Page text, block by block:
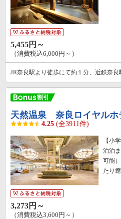
5,455円～
（消費税込6,000円～）
JR奈良駅より徒歩にて約１分、近鉄奈
天然温泉 奈良ロイヤルホ
4.25 (全3911件)
【小
泊泊
可能
たり癒
3,273円～
（消費税込3,600円～）